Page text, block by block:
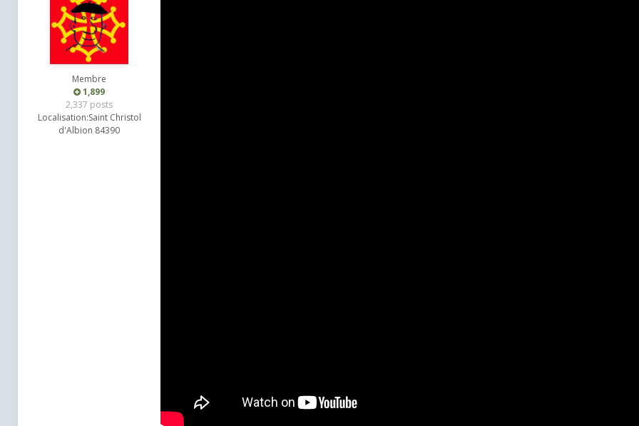
Membre
1,899
2,337 posts
Localisation:Saint Christol
d'Albion 84390